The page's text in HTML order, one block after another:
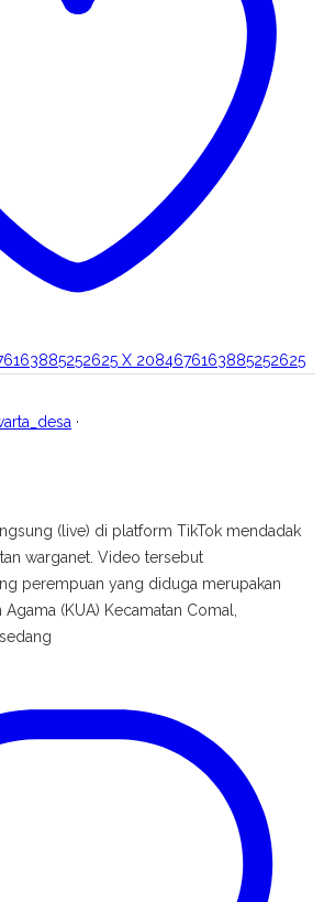
X 2084676163885252625
·
(live) di platform TikTok mendadak
warganet. Video tersebut
perempuan yang diduga merupakan
(KUA) Kecamatan Comal,